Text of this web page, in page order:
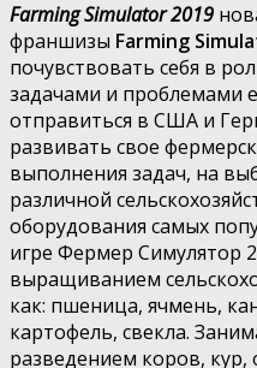
Farming Simulator 2019
франшизы Farming
почувствовать себя в
задачами и проблемами
отправиться в США и
развивать свое
выполнения задач, на
различной
оборудования самых
игре Фермер Симулятор
выращиванием
как: пшеница, ячмень,
картофель, свекла.
разведением коров,